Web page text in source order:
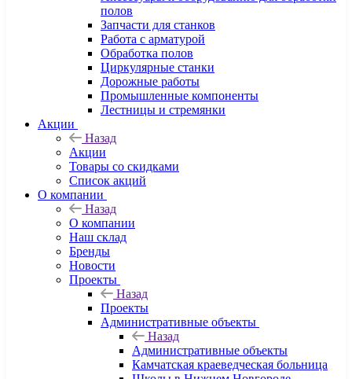
полов
Запчасти для станков
Работа с арматурой
Обработка полов
Циркулярные станки
Дорожные работы
Промышленные компоненты
Лестницы и стремянки
Акции
Назад
Акции
Товары со скидками
Список акций
О компании
Назад
О компании
Наш склад
Бренды
Новости
Проекты
Назад
Проекты
Административные объекты
Назад
Административные объекты
Камчатская краеведческая больница